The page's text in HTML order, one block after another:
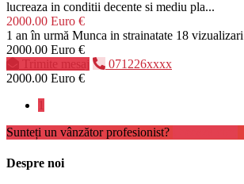
lucreaza in conditii decente si mediu pla...
2000.00 Euro €
1 an în urmă Munca in strainatate 18
2000.00 Euro €
Trimite mesaj
071226xxxx
2000.00 Euro €
Sunteți un vânzător profesionist?
Despre noi